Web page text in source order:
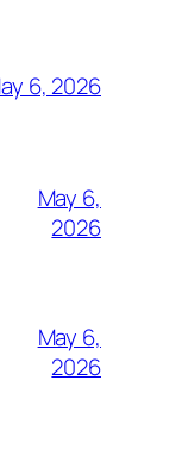
6, 2026
May 6,
2026
May 6,
2026